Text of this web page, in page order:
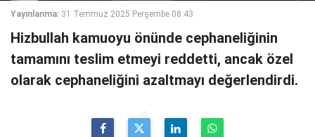
Yayınlanma: 31 Temmuz 2025 Perşembe 08:43
Hizbullah kamuoyu önünde cephaneliğinin
tamamını teslim etmeyi reddetti, ancak özel
olarak cephaneliğini azaltmayı değerlendirdi.